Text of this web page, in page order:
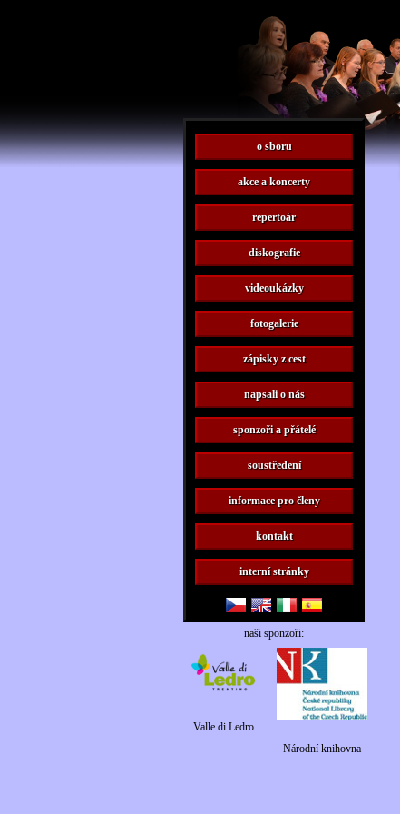
o sboru
akce a koncerty
repertoár
diskografie
videoukázky
fotogalerie
zápisky z cest
napsali o nás
sponzoři a přátelé
soustředení
informace pro členy
kontakt
interní stránky
naši sponzoři:
Valle di Ledro
Národní knihovna